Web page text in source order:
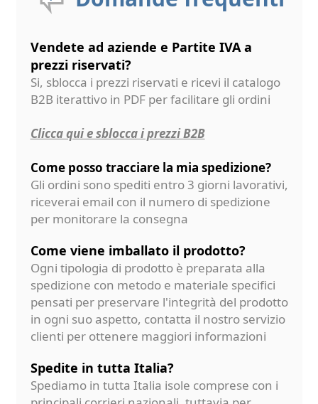
Vendete ad aziende e Partite IVA a
prezzi riservati?
Si, sblocca i prezzi riservati e ricevi il catalogo
B2B iterattivo in PDF per facilitare gli ordini
Clicca qui e sblocca i prezzi B2B
Come posso tracciare la mia spedizione?
Gli ordini sono spediti entro 3 giorni lavorativi,
riceverai email con il numero di spedizione
per monitorare la consegna
Come viene imballato il prodotto?
Ogni tipologia di prodotto è preparata alla
spedizione con metodo e materiale specifici
pensati per preservare l'integrità del prodotto
in ogni suo aspetto, contatta il nostro servizio
clienti per ottenere maggiori informazioni
Spedite in tutta Italia?
Spediamo in tutta Italia isole comprese con i